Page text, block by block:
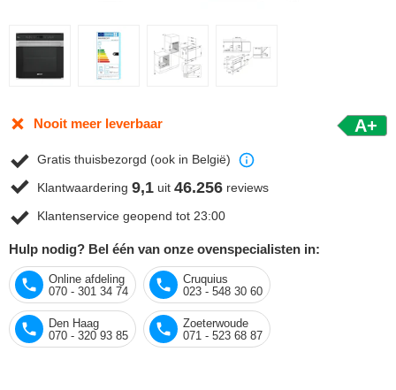
Nooit meer leverbaar A+
Gratis thuisbezorgd (ook in België)
Klantwaardering 9,1 uit 46.256 reviews
Klantenservice geopend tot 23:00
Hulp nodig? Bel één van onze ovenspecialisten in:
Online afdeling
070 - 301 34 74
Cruquius
023 - 548 30 60
Den Haag
070 - 320 93 85
Zoeterwoude
071 - 523 68 87